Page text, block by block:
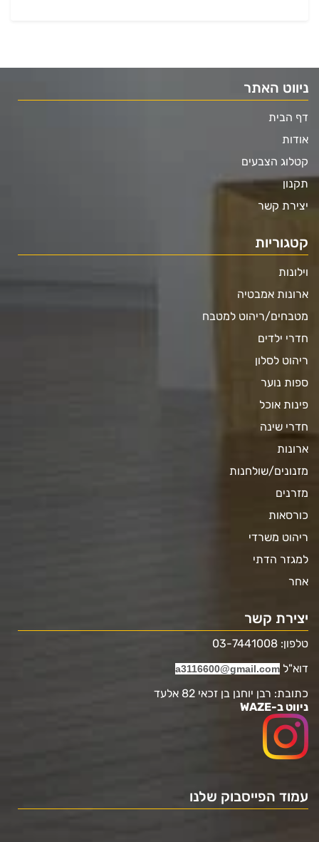
ניווט האתר
דף הבית
אודות
קטלוג הצבעים
תקנון
יצירת קשר
קטגוריות
וילונות
ארונות אמבטיה
מטבחים/ריהוט למטבח
חדרי ילדים
ריהוט לסלון
ספות נוער
פינות אוכל
חדרי שינה
ארונות
מזנונים/שולחנות
מזרנים
כורסאות
ריהוט משרדי
למגזר הדתי
אחר
יצירת קשר
טלפון: 03-7441008
דוא"ל a3116600@gmail.com
כתובת: רבן יוחנן בן זכאי 82 אלעד
ניווט ב-WAZE
עמוד הפייסבוק שלנו